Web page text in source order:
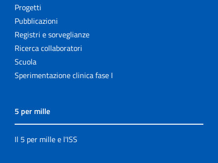
Progetti
Pubblicazioni
Registri e sorveglianze
Ricerca collaboratori
Scuola
Sperimentazione clinica fase I
5 per mille
Il 5 per mille e l'ISS